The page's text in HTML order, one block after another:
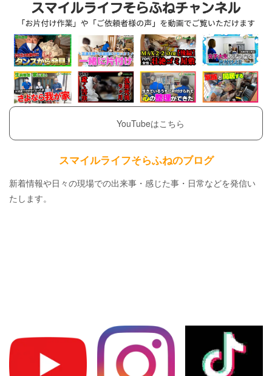
YouTubeはこちら
スマイルライフそらふねのブログ
新着情報や日々の現場での出来事・感じた事・日常などを発信い
たします。